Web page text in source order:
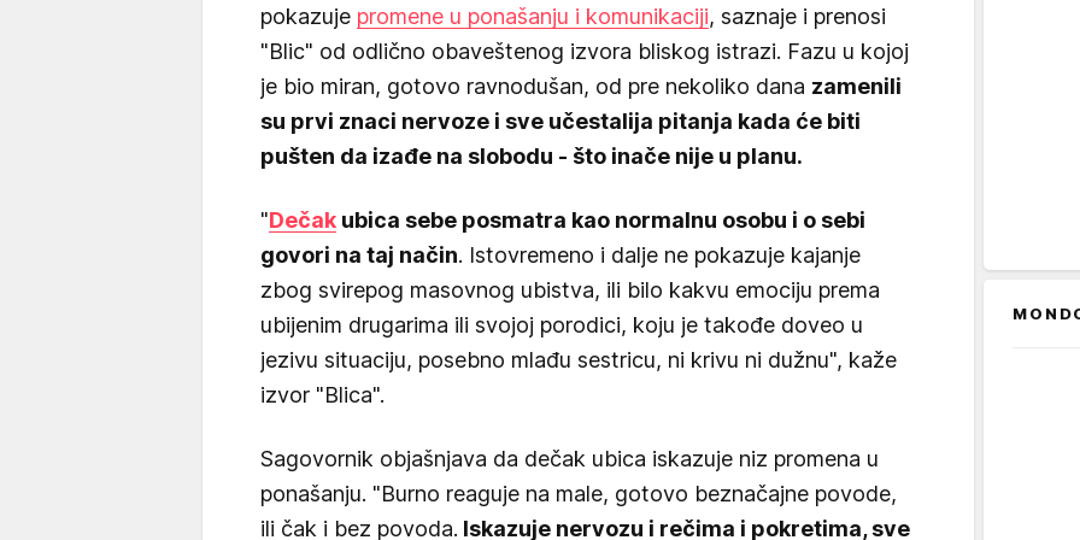
pokazuje promene u ponašanju i komunikaciji, saznaje i prenosi
"Blic" od odlično obaveštenog izvora bliskog istrazi. Fazu u kojoj
je bio miran, gotovo ravnodušan, od pre nekoliko dana zamenili
su prvi znaci nervoze i sve učestalija pitanja kada će biti
pušten da izađe na slobodu - što inače nije u planu.
"Dečak ubica sebe posmatra kao normalnu osobu i o sebi
govori na taj način. Istovremeno i dalje ne pokazuje kajanje
zbog svirepog masovnog ubistva, ili bilo kakvu emociju prema
ubijenim drugarima ili svojoj porodici, koju je takođe doveo u
jezivu situaciju, posebno mlađu sestricu, ni krivu ni dužnu", kaže
izvor "Blica".
Sagovornik objašnjava da dečak ubica iskazuje niz promena u
ponašanju. "Burno reaguje na male, gotovo beznačajne povode,
ili čak i bez povoda. Iskazuje nervozu i rečima i pokretima, sve